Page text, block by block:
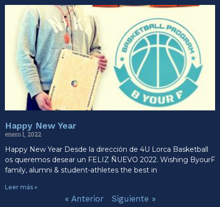
Happy New Year
enero 1, 2022
Happy New Year Desde la dirección de 4U Lorca Basketball
os queremos desear un FELIZ ÑUEVO 2022. Wishing ByourF
family, alumni & student-athletes the best in
Leer más »
« Anterior Siguiente »